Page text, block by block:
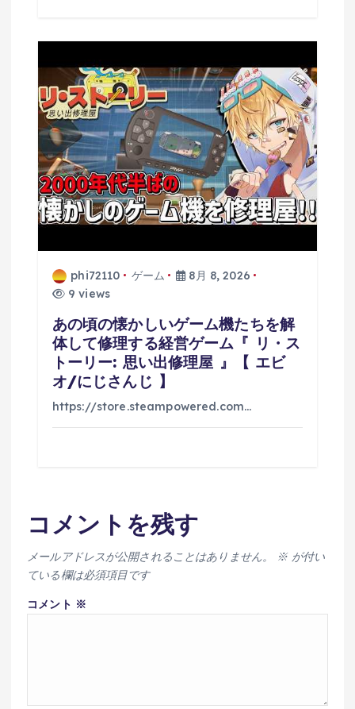
phi72110 ゲーム
8月 8, 2026
9 views
あの頃の懐かしいゲーム機たちを解
体して修理する経営ゲーム『 リ・ス
トーリー: 思い出修理屋 』【 エビ
オ/にじさんじ 】
https://store.steampowered.com…
コメントを残す
メールアドレスが公開されることはありません。 ※が付い
ている欄は必須項目です
コメント ※